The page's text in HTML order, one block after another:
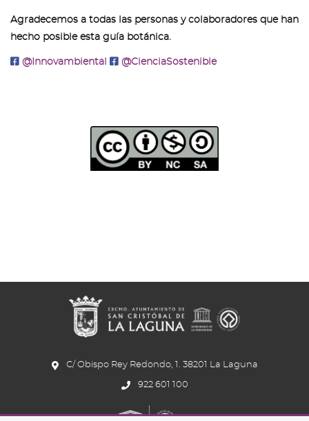
Agradecemos a todas las personas y colaboradores que han
hecho posible esta guía botánica.
@Innovambiental @CienciaSostenible
C/ Obispo Rey Redondo, 1. 38201 La Laguna
922 601 100